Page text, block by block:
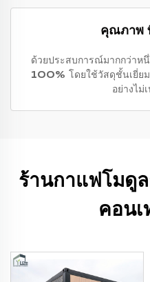
คุณภาพ
ด้วยประสบการณ์มากกว่าห
100% โดยใช้วัสดุชั้นเยี่ยม
อย่างไม่
ร้านกาแฟโมดู
คอนเ